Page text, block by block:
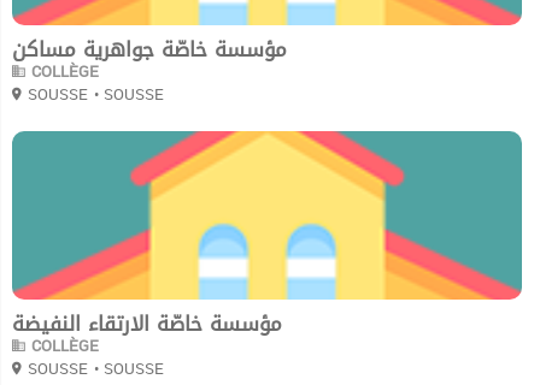
مؤسسة خاصّة جواهرية مساكن
COLLÈGE
SOUSSE • SOUSSE
مؤسسة خاصّة الارتقاء النفيضة
COLLÈGE
SOUSSE • SOUSSE